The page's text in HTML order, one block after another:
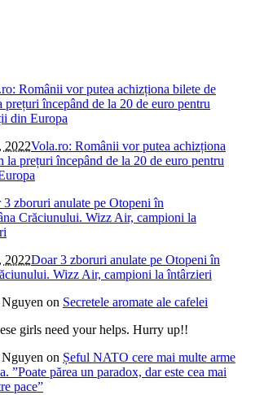
2022Vola.ro: Românii vor putea achizționa
la prețuri începând de la 20 de euro pentru
2022Doar 3 zboruri anulate pe Otopeni în
Wizz Air, campioni la întârzieri
on Secretele aromate ale cafelei
girls need your helps. Hurry up!!
on Șeful NATO cere mai multe arme
”Poate părea un paradox, dar este cea mai
pace”